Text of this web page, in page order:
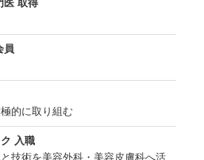
員
的に取り組む
入職
技術を美容外科・美容皮膚科へ活